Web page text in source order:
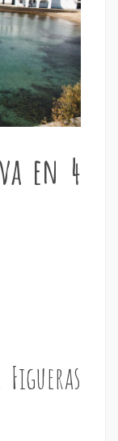
en 4